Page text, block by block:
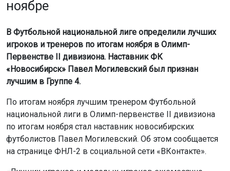
ноябре
В Футбольной национальной лиге определили лучших
игроков и тренеров по итогам ноября в Олимп-
Первенстве II дивизиона. Наставник ФК
«Новосибирск» Павел Могилевский был признан
лучшим в Группе 4.
По итогам ноября лучшим тренером Футбольной
национальной лиги в Олимп-первенстве II дивизиона
по итогам ноября стал наставник новосибирских
футболистов Павел Могилевский. Об этом сообщается
на странице ФНЛ-2 в социальной сети «ВКонтакте».